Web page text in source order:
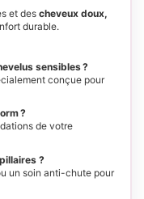
et des cheveux doux,
durable.
sensibles ?
conçue pour
?
de votre
?
un soin anti-chute pour